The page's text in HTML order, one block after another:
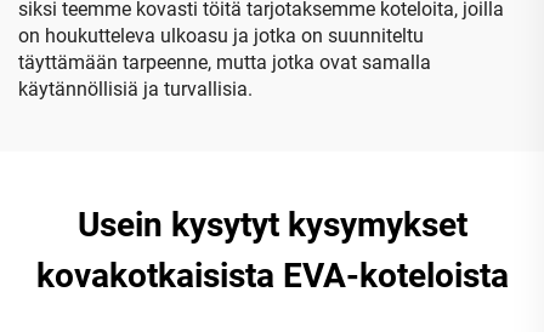
siksi teemme kovasti töitä tarjotaksemme koteloita, joilla
on houkutteleva ulkoasu ja jotka on suunniteltu
täyttämään tarpeenne, mutta jotka ovat samalla
käytännöllisiä ja turvallisia.
Usein kysytyt kysymykset
kovakotkaisista EVA-koteloista